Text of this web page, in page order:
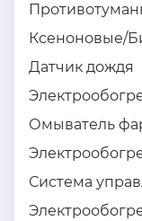
Ксеноновые/
Датчик дождя
Омыватель
Система